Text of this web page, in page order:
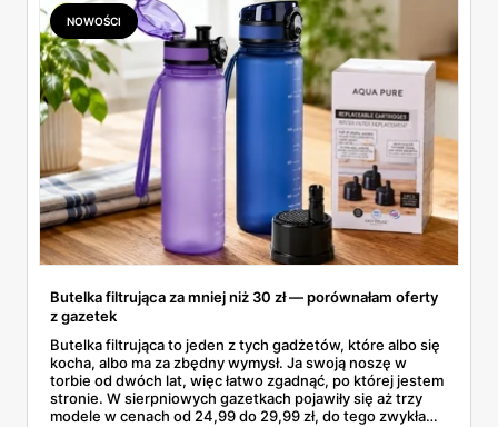
NOWOŚCI
Butelka filtrująca za mniej niż 30 zł — porównałam oferty
z gazetek
Butelka filtrująca to jeden z tych gadżetów, które albo się
kocha, albo ma za zbędny wymysł. Ja swoją noszę w
torbie od dwóch lat, więc łatwo zgadnąć, po której jestem
stronie. W sierpniowych gazetkach pojawiły się aż trzy
modele w cenach od 24,99 do 29,99 zł, do tego zwykła